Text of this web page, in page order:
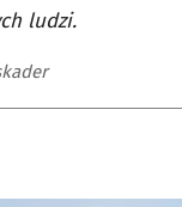
ludzi.